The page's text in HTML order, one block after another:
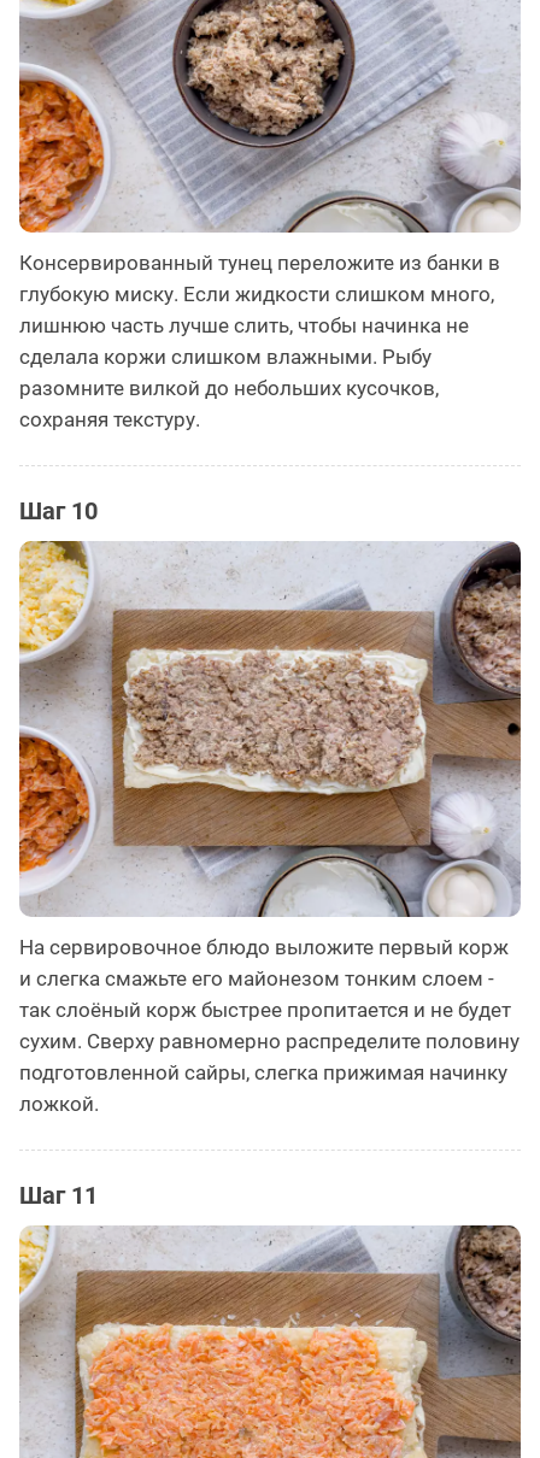
Консервированный тунец переложите из банки в
глубокую миску. Если жидкости слишком много,
лишнюю часть лучше слить, чтобы начинка не
сделала коржи слишком влажными. Рыбу
разомните вилкой до небольших кусочков,
сохраняя текстуру.
Шаг 10
На сервировочное блюдо выложите первый корж
и слегка смажьте его майонезом тонким слоем -
так слоёный корж быстрее пропитается и не будет
сухим. Сверху равномерно распределите половину
подготовленной сайры, слегка прижимая начинку
ложкой.
Шаг 11